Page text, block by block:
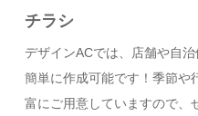
チラシ
デザインACでは、店舗や自
簡単に作成可能です！季節や
富にご用意していますので、